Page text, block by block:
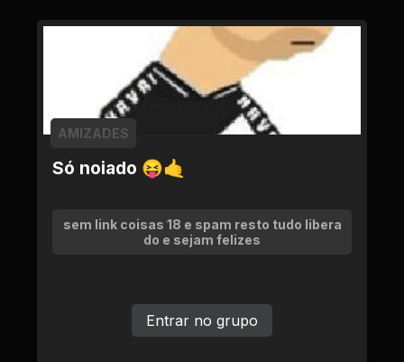
Só noiado 😝🤙
AMIZADES
sem link coisas 18 e spam resto tudo libera
do e sejam felizes
Entrar no grupo